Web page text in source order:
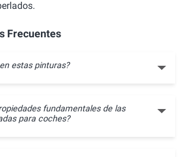
Frecuentes
estas pinturas?
fundamentales de las
para coches?